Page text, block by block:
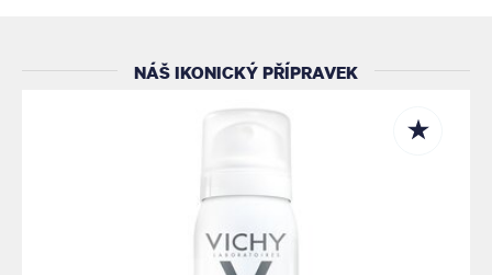
NÁŠ IKONICKÝ PŘÍPRAVEK